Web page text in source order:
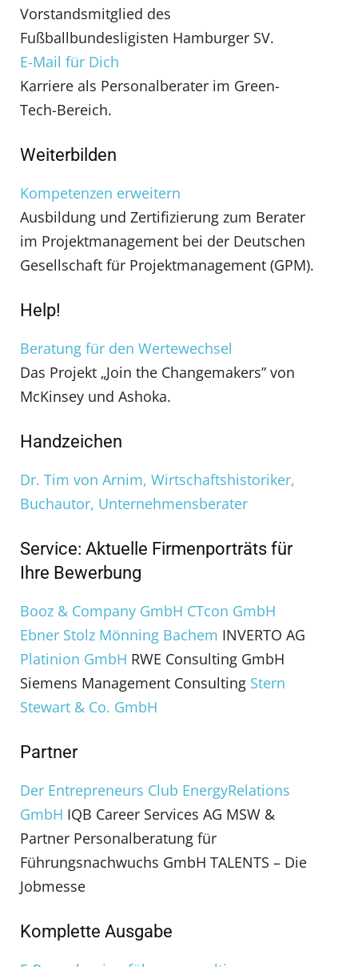
Vorstandsmitglied des
Fußballbundesligisten Hamburger SV.
E-Mail für Dich
Karriere als Personalberater im Green-
Tech-Bereich.
Weiterbilden
Kompetenzen erweitern
Ausbildung und Zertifizierung zum Berater
im Projektmanagement bei der Deutschen
Gesellschaft für Projektmanagement (GPM).
Help!
Beratung für den Wertewechsel
Das Projekt „Join the Changemakers” von
McKinsey und Ashoka.
Handzeichen
Dr. Tim von Arnim, Wirtschaftshistoriker,
Buchautor, Unternehmensberater
Service: Aktuelle Firmenporträts für
Ihre Bewerbung
Booz & Company GmbH CTcon GmbH
Ebner Stolz Mönning Bachem INVERTO AG
Platinion GmbH RWE Consulting GmbH
Siemens Management Consulting Stern
Stewart & Co. GmbH
Partner
Der Entrepreneurs Club EnergyRelations
GmbH IQB Career Services AG MSW &
Partner Personalberatung für
Führungsnachwuchs GmbH TALENTS – Die
Jobmesse
Komplette Ausgabe